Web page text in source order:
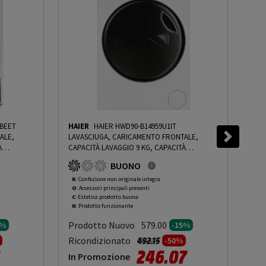
da
HAIER HAIER HWD90-B14959U1IT
LAVASCIUGA, CARICAMENTO FRONTALE,
CAPACITÀ LAVAGGIO 9 KG, CAPACITÀ
ASCIUGATURA 6 KG, 12 PROGRAMMI,
PROFONDITÀ 53 CM, GIRI 1400 RPM, BIANCO,
NERO, CLASSE D - PRMG GRADING ROCN -
15%-PRMG GRADING ROCN - 15%
BUONO
R: Confezione non originale integra
O: Accessori principali presenti
C: Estetica prodotto buona
N: Prodotto funzionante
Prodotto Nuovo 579.00 -15%
Ricondizionato Prezzo ridotto da
492.15a-50%
In Promozione 246.07